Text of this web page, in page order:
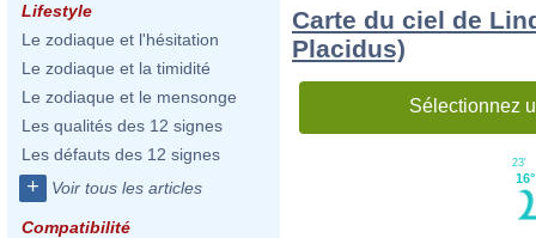
Lifestyle
Le zodiaque et l'hésitation
Le zodiaque et la timidité
Le zodiaque et le mensonge
Les qualités des 12 signes
Les défauts des 12 signes
+ Voir tous les articles
Compatibilité
Carte du ciel de
Placidus)
Sélectionnez
16°
23'